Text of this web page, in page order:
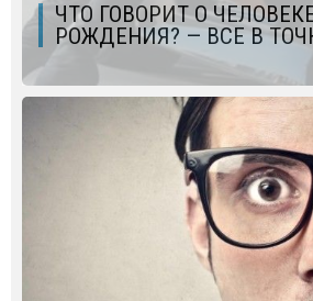
ЧТО ГОВОРИТ О
РОЖДЕНИЯ? — ВСЕ В